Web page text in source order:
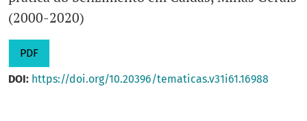
(2000-2020)
PDF
DOI: https://doi.org/10.20396/tematicas.v31i61.16988